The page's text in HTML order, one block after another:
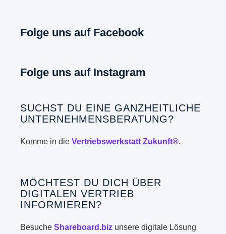
Folge uns auf Facebook
Folge uns auf Instagram
SUCHST DU EINE GANZHEITLICHE
UNTERNEHMENSBERATUNG?
Komme in dieVertriebswerkstatt Zukunft®.
MÖCHTEST DU DICH ÜBER
DIGITALEN VERTRIEB
INFORMIEREN?
BesucheShareboard.biz unsere digitale Lösung